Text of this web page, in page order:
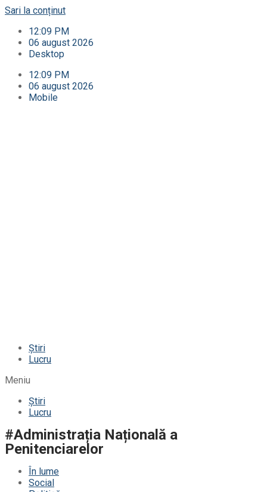
Sari la conținut
12:09 PM
06 august 2026
Desktop
12:09 PM
06 august 2026
Mobile
Știri
Lucru
Meniu
Știri
Lucru
#Administrația Națională a
Penitenciarelor
În lume
Social